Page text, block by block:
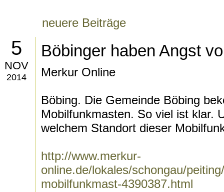
neuere Beiträge
5
NOV
2014
Böbinger haben Angst
Merkur Online
Böbing. Die Gemeinde Böbing
Mobilfunkmasten. So viel ist klar.
welchem Standort dieser
http://www.merkur-
online.de/lokales/schongau/
mobilfunkmast-4390387.html